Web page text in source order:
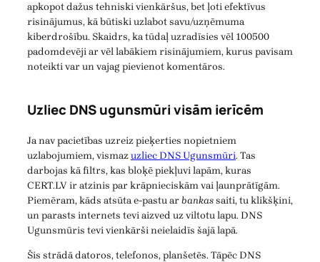
apkopot dažus tehniski vienkāršus, bet ļoti efektīvus
risinājumus, kā būtiski uzlabot savu/uzņēmuma
kiberdrošību. Skaidrs, ka tūdaļ uzradīsies vēl 100500
padomdevēji ar vēl labākiem risinājumiem, kurus pavisam
noteikti var un vajag pievienot komentāros.
Uzliec DNS ugunsmūri visām ierīcēm
Ja nav pacietības uzreiz pieķerties nopietniem
uzlabojumiem, vismazuzliec DNS Ugunsmūri. Tas
darbojas kā filtrs, kas bloķē piekļuvi lapām, kuras
CERT.LV ir atzinis par krāpnieciskām vai ļaunprātīgām.
Piemēram, kāds atsūta e-pastu arbankassaiti, tu klikšķini,
un parasts internets tevi aizved uz viltotu lapu. DNS
Ugunsmūris tevi vienkārši neielaidīs šajā lapā.
Šis strādā datoros, telefonos, planšetēs. Tāpēc DNS